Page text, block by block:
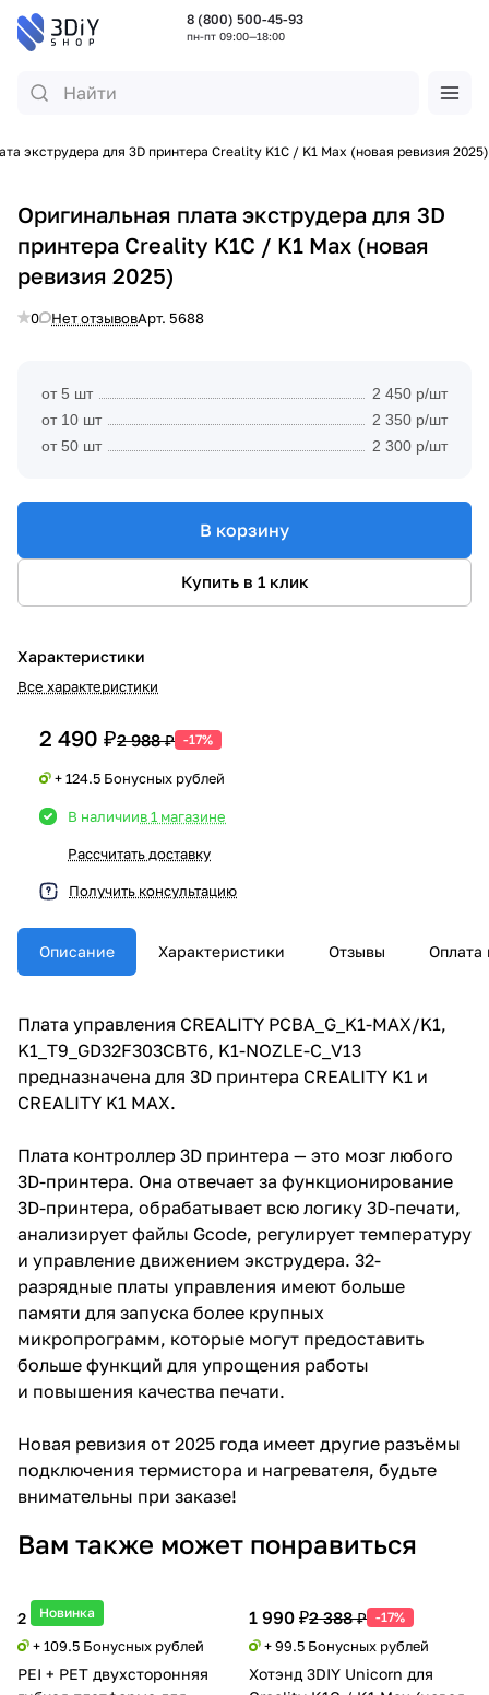
8 (800) 500-45-93
пн-пт 09:00—18:00
экструдера для 3D принтера Creality K1C / K1 Max (новая ревизия 2025)
Оригинальная плата экструдера для 3D
принтера Creality K1C / K1 Max (новая
ревизия 2025)
0 Нет отзывовАрт. 5688
от 5 шт
2 450 р/шт
от 10 шт
2 350 р/шт
от 50 шт
2 300 р/шт
В корзину
Купить в 1 клик
Характеристики
Все характеристики
2 490 ₽2 988 ₽ -17%
+ 124.5 Бонусных рублей
В наличиив 1 магазине
Рассчитать доставку
Получить консультацию
Описание Характеристики Отзывы Оплата
Плата управления CREALITY PCBA_G_K1-MAX/K1,
K1_T9_GD32F303CBT6, K1-NOZLE-C_V13
предназначена для 3D принтера CREALITY K1 и
CREALITY K1 MAX.
Плата контроллер 3D принтера — это мозг любого
3D-принтера. Она отвечает за функционирование
3D-принтера, обрабатывает всю логику 3D-печати,
анализирует файлы Gcode, регулирует температуру
и управление движением экструдера. 32-
разрядные платы управления имеют больше
памяти для запуска более крупных
микропрограмм, которые могут предоставить
больше функций для упрощения работы
и повышения качества печати.
Новая ревизия от 2025 года имеет другие разъёмы
подключения термистора и нагревателя, будьте
внимательны при заказе!
Вам также может понравиться
Новинка
2 190 ₽
+ 109.5 Бонусных рублей
PEI + PET двухсторонняя
1 990 ₽2 388 ₽ -17%
+ 99.5 Бонусных рублей
Хотэнд 3DIY Unicorn для